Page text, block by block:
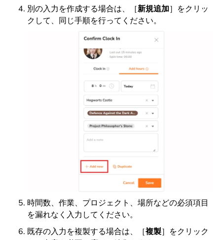
別の入力を作成する場合は、［新規追加］をクリッ
クして、同じ手順を行ってください。
時間数、作業、プロジェクト、場所などの必須項目
を漏れなく入力してください。
既存の入力を複製する場合は、［複製］をクリック